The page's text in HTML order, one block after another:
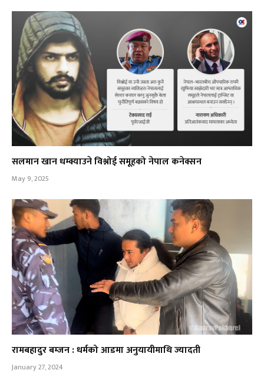
सलमान खान धम्क्याउने विश्नोई समूहको नेपाल कनेक्सन
May 9, 2025
रामबहादुर बम्जन : धर्मको आडमा अनुयायीमाथि ज्यादती
January 27, 2024